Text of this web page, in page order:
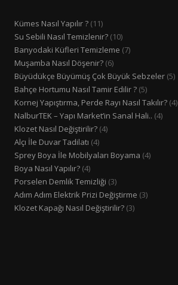
Kümes Nasıl Yapılır ? (11)
Su Sebili Nasıl Temizlenir? (10)
Banyodaki Küfleri Temizleme (7)
Muşamba Nasıl Döşenir? (6)
Büyüdükçe Büyümüş Çok Büyük Sebzeler (5)
Bahçe Hortumu Nasıl Tamir Edilir ? (5)
Kornej Yapıştırma, Perde Rayı Nasıl Takılır? (4)
NalburTEK – Yapı Market’in Sanal Hali.. (4)
Klozet Nasıl Değiştirilir? (4)
Alçı İle Duvar Tadilatı (4)
Sprey Boya İle Mobilyaları Boyama (4)
Boya Nasıl Yapılır? (4)
Porselen Demlik Temizliği (3)
Adım Adım Elektrik Prizi Değiştirme (3)
Klozet Kapağı Nasıl Değiştirilir? (3)